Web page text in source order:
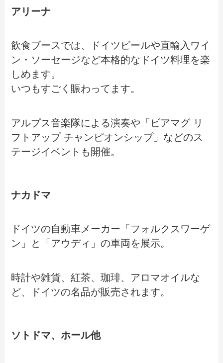
アリーナ
飲食ブースでは、ドイツビールや直輸入ワイ
ン・ソーセージなど本格的なドイツ料理を楽
しめます。
いつもすごく賑わってます。
アルプス音楽隊による演奏や「ビアマグ リ
フトアップ チャンピオンシップ」などのス
テージイベントも開催。
ナカドマ
ドイツの自動車メーカー「フォルクスワーゲ
ン」と「アウディ」の車両を展示。
時計や雑貨、紅茶、珈琲、アロマオイルな
ど、ドイツの名品が販売されます。
ソトドマ、ホール他